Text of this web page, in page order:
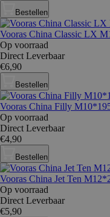
Bestellen
Vooras China Classic LX
Op voorraad
Direct Leverbaar
€6,90
Bestellen
Vooras China Filly
Op voorraad
Direct Leverbaar
€4,90
Bestellen
Vooras China Jet Ten
Op voorraad
Direct Leverbaar
€5,90